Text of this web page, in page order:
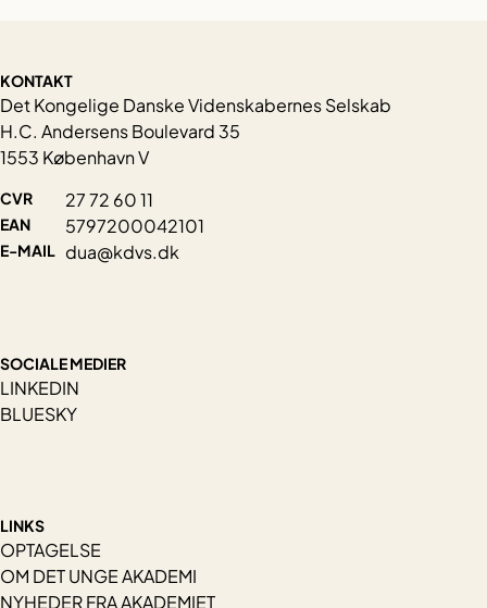
KONTAKT
Det Kongelige Danske Videnskabernes Selskab
H.C. Andersens Boulevard 35
1553 København V
CVR 27 72 60 11
EAN 5797200042101
E-MAIL dua@kdvs.dk
SOCIALE MEDIER
LINKEDIN
BLUESKY
LINKS
OPTAGELSE
OM DET UNGE AKADEMI
NYHEDER FRA AKADEMIET